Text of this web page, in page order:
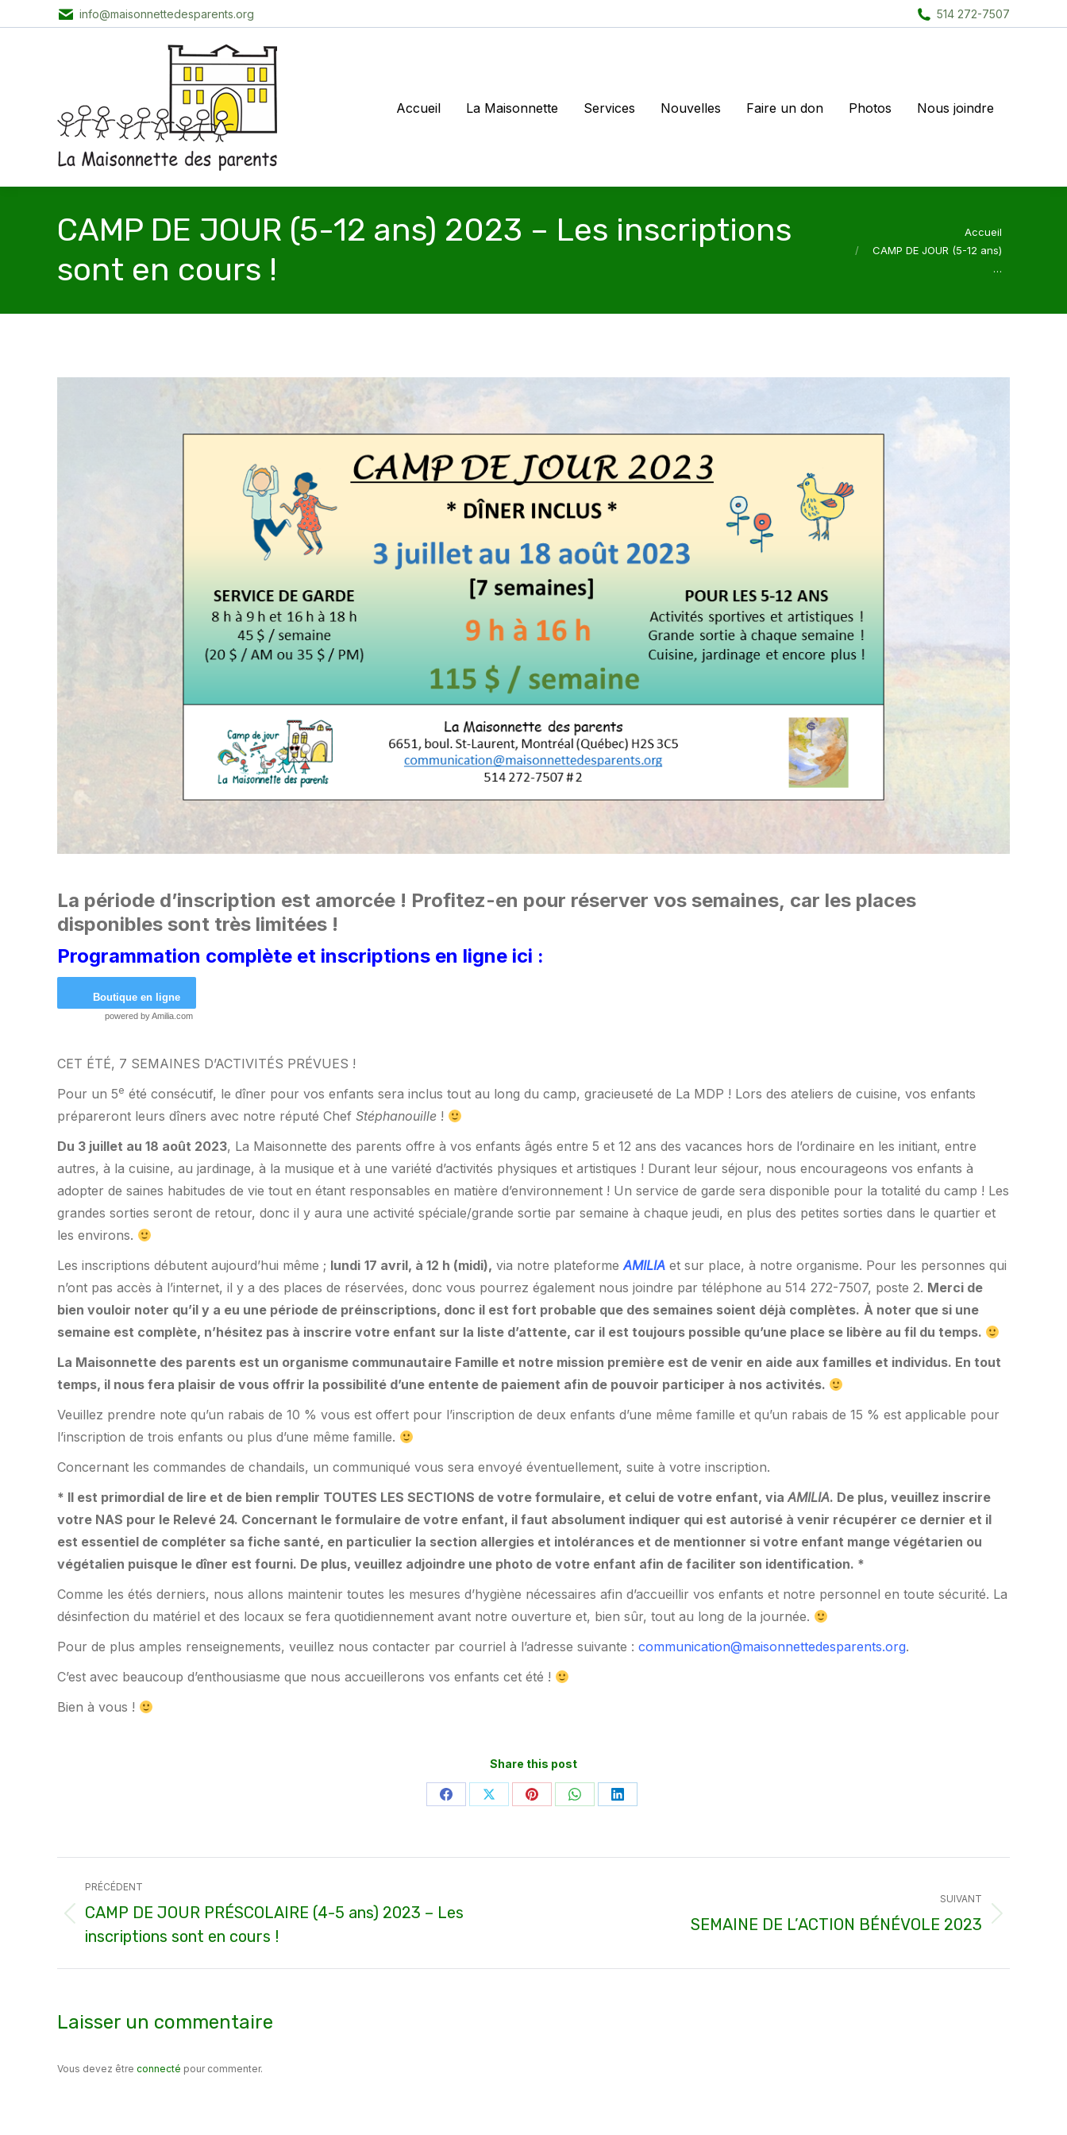
info@maisonnettedesparents.org 514 272-7507
Accueil La Maisonnette Services Nouvelles Faire un don Photos Nous joindre
CAMP DE JOUR (5-12 ans) 2023 – Les inscriptions
sont en cours !
Accueil
CAMP DE JOUR (5-12 ans)
…
La période d’inscription est amorcée ! Profitez-en pour réserver vos semaines, car les places
disponibles sont très limitées !
Programmation complète et inscriptions en ligne ici :
Boutique en ligne
powered byAmilia.com
CET ÉTÉ, 7 SEMAINES D’ACTIVITÉS PRÉVUES !
Pour un 5e été consécutif, le dîner pour vos enfants sera inclus tout au long du camp, gracieuseté de La MDP ! Lors des ateliers de cuisine, vos enfants
prépareront leurs dîners avec notre réputé Chef Stéphanouille !
Du 3 juillet au 18 août 2023, La Maisonnette des parents offre à vos enfants âgés entre 5 et 12 ans des vacances hors de l’ordinaire en les initiant, entre
autres, à la cuisine, au jardinage, à la musique et à une variété d’activités physiques et artistiques ! Durant leur séjour, nous encourageons vos enfants à
adopter de saines habitudes de vie tout en étant responsables en matière d’environnement ! Un service de garde sera disponible pour la totalité du camp ! Les
grandes sorties seront de retour, donc il y aura une activité spéciale/grande sortie par semaine à chaque jeudi, en plus des petites sorties dans le quartier et
les environs.
Les inscriptions débutent aujourd’hui même ; lundi 17 avril, à 12 h (midi), via notre plateformeAMILIA et sur place, à notre organisme. Pour les personnes qui
n’ont pas accès à l’internet, il y a des places de réservées, donc vous pourrez également nous joindre par téléphone au 514 272-7507, poste 2. Merci de
bien vouloir noter qu’il y a eu une période de préinscriptions, donc il est fort probable que des semaines soient déjà complètes. À noter que si une
semaine est complète, n’hésitez pas à inscrire votre enfant sur la liste d’attente, car il est toujours possible qu’une place se libère au fil du temps.
La Maisonnette des parents est un organisme communautaire Famille et notre mission première est de venir en aide aux familles et individus. En tout
temps, il nous fera plaisir de vous offrir la possibilité d’une entente de paiement afin de pouvoir participer à nos activités.
Veuillez prendre note qu’un rabais de 10 % vous est offert pour l’inscription de deux enfants d’une même famille et qu’un rabais de 15 % est applicable pour
l’inscription de trois enfants ou plus d’une même famille.
Concernant les commandes de chandails, un communiqué vous sera envoyé éventuellement, suite à votre inscription.
* Il est primordial de lire et de bien remplir TOUTES LES SECTIONS de votre formulaire, et celui de votre enfant, viaAMILIA. De plus, veuillez inscrire
votre NAS pour le Relevé 24. Concernant le formulaire de votre enfant, il faut absolument indiquer qui est autorisé à venir récupérer ce dernier et il
est essentiel de compléter sa fiche santé, en particulier la section allergies et intolérances et de mentionner si votre enfant mange végétarien ou
végétalien puisque le dîner est fourni. De plus, veuillez adjoindre une photo de votre enfant afin de faciliter son identification. *
Comme les étés derniers, nous allons maintenir toutes les mesures d’hygiène nécessaires afin d’accueillir vos enfants et notre personnel en toute sécurité. La
désinfection du matériel et des locaux se fera quotidiennement avant notre ouverture et, bien sûr, tout au long de la journée.
Pour de plus amples renseignements, veuillez nous contacter par courriel à l’adresse suivante : communication@maisonnettedesparents.org.
C’est avec beaucoup d’enthousiasme que nous accueillerons vos enfants cet été !
Bien à vous !
Share this post
PartagerPartagerPartagerPartagerPartager
Navigation
article
PRÉCÉDENT
Article
précédent
:
CAMP DE JOUR PRÉSCOLAIRE (4-5 ans) 2023 – Les
inscriptions sont en cours !
SUIVANT
:
SEMAINE DE L’ACTION BÉNÉVOLE 2023
Laisser un commentaire
Vous devez être connecté pour commenter.